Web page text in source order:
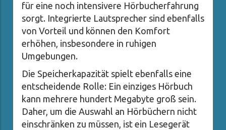
für eine noch intensivere Hörbucherfahrung
sorgt. Integrierte Lautsprecher sind ebenfalls
von Vorteil und können den Komfort
erhöhen, insbesondere in ruhigen
Umgebungen.
Die Speicherkapazität spielt ebenfalls eine
entscheidende Rolle: Ein einziges Hörbuch
kann mehrere hundert Megabyte groß sein.
Daher, um die Auswahl an Hörbüchern nicht
einschränken zu müssen, ist ein Lesegerät